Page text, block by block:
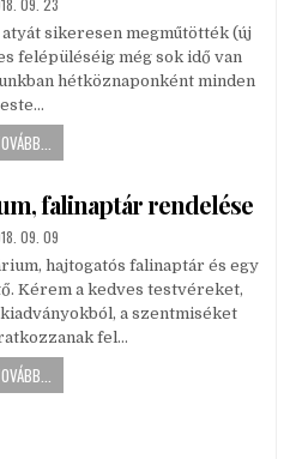
09. 23
sikeresen megműtötték (új
felépüléséig még sok idő van
hétköznaponként minden
este…
falinaptár rendelése
09. 09
hajtogatós falinaptár és egy
Kérem a kedves testvéreket,
a szentmiséket
fel…